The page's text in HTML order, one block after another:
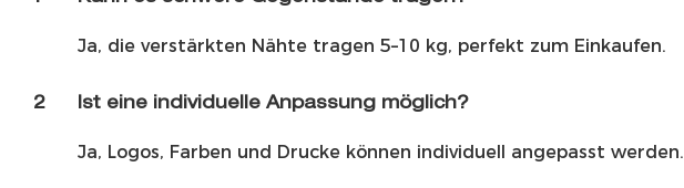
Ja, die verstärkten Nähte tragen 5–10 kg, perfekt zum Einkaufen.
2 Ist eine individuelle Anpassung möglich?
Ja, Logos, Farben und Drucke können individuell angepasst werden.